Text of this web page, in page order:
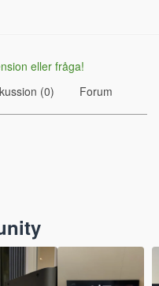
eller fråga!
(0) Forum